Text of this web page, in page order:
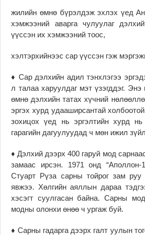
жилийн өмнө бүрэлдэж эхлэх үед
хэмжээний аварга чулуулаг
үүссэн их хэмжээний тоос,
хэлтэрхийнээс cap үүссэн гэж
♦ Cap дэлхийн адил тэнхлэгээ
л талаа харуулдаг мэт үзэгддэг.
өмнө дэлхийн татах хүчний
эргэх хурд удааширсантай
зохицох үед нь эргэлтийн хурд нь
гарагийн дагуулуудад ч мөн ижил
♦ Дэлхий дээрх 400 гаруй мод
замаас ирсэн. 1971 онд “Аполлон-
Стуарт Рүза сарны тойрог зам
явжээ. Хөлгийн аяллын дараа
хэсэгт суулгасан байна. Сарны
модны олонхи өнөө ч ургаж буй.
♦ Сарны гадарга дээрх галт уулын